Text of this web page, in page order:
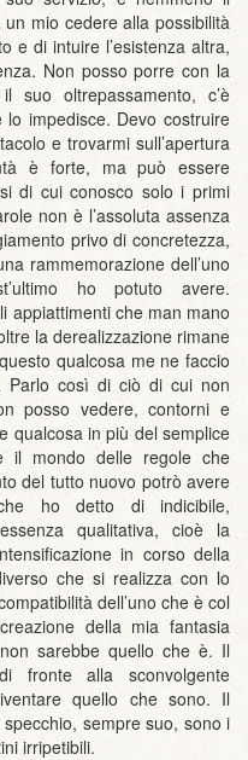
mio cedere alla possibilità
e di intuire l’esistenza altra,
Non posso porre con la
oltrepassamento, c’è
lo impedisce. Devo costruire
e trovarmi sull’apertura
è forte, ma può essere
di cui conosco solo i primi
non è l’assoluta assenza
privo di concretezza,
rammemorazione dell’uno
ho potuto avere.
appiattimenti che man mano
la derealizzazione rimane
qualcosa me ne faccio
Parlo così di ciò di cui non
posso vedere, contorni e
qualcosa in più del semplice
mondo delle regole che
del tutto nuovo potrò avere
ho detto di indicibile,
qualitativa, cioè la
in corso della
che si realizza con lo
dell’uno che è col
della mia fantasia
sarebbe quello che è. Il
fronte alla sconvolgente
quello che sono. Il
sempre suo, sono i
irripetibili.